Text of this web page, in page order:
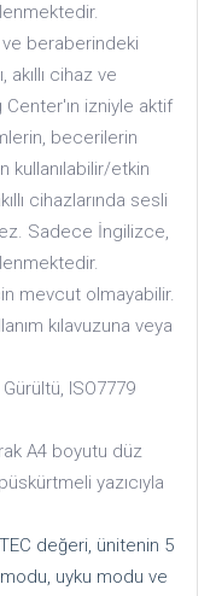
ve beraberindeki
akıllı cihaz ve
Center'ın izniyle aktif
becerilerin
kullanılabilir/etkin
cihazlarında sesli
Sadece İngilizce,
mevcut olmayabilir.
kılavuzuna veya
ISO7779
A4 boyutu düz
yazıcıyla
değeri, ünitenin 5
uyku modu ve